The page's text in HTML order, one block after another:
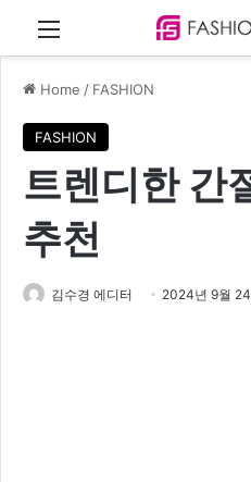
Menu
Home / FASHION
FASHION
트렌디한 간
추천
김수경 에디터 2024년 9월